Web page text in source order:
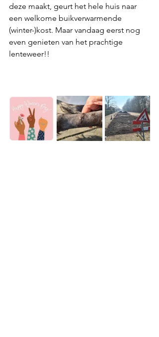
deze maakt, geurt het hele huis naar
een welkome buikverwarmende
(winter-)kost. Maar vandaag eerst nog
even genieten van het prachtige
lenteweer!!